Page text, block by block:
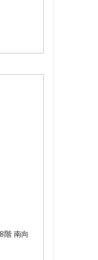
階 南向